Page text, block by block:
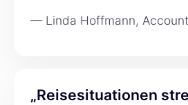
— Linda Hoffmann,
„Reisesituationen